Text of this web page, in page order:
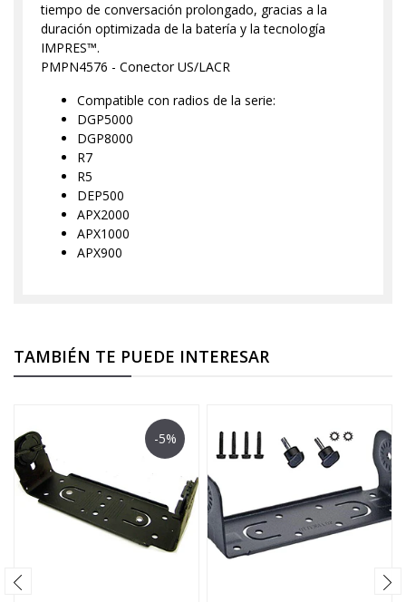
tiempo de conversación prolongado, gracias a la
duración optimizada de la batería y la tecnología
IMPRES™.
PMPN4576 - Conector US/LACR
Compatible con radios de la serie:
DGP5000
DGP8000
R7
R5
DEP500
APX2000
APX1000
APX900
TAMBIÉN TE PUEDE INTERESAR
-5%